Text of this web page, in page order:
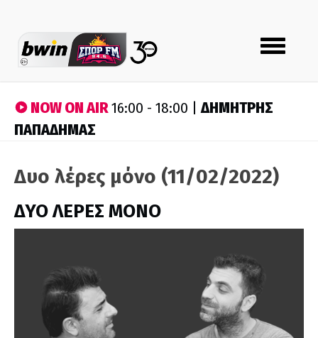
Toggle
navigation
NOW ON AIR16:00 - 18:00 |ΔΗΜΗΤΡΗΣ
ΠΑΠΑΔΗΜΑΣ
Δυο λέρες μόνο (11/02/2022)
ΔΥΟ ΛΕΡΕΣ ΜΟΝΟ